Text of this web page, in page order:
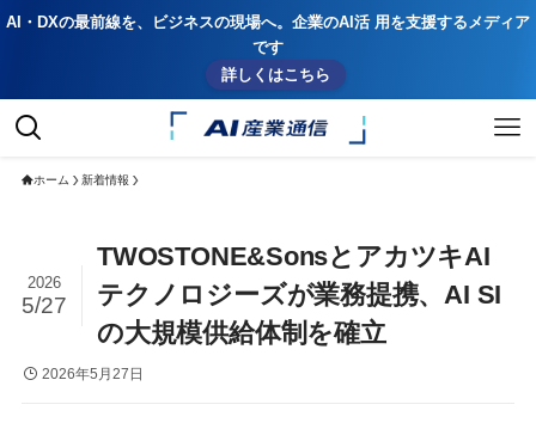
AI・DXの最前線を、ビジネスの現場へ。企業のAI活 用を支援するメディア
です
詳しくはこちら
ホーム 新着情報
TWOSTONE&SonsとアカツキAI
テクノロジーズが業務提携、AI SI
の大規模供給体制を確立
2026
5/27
2026年5月27日